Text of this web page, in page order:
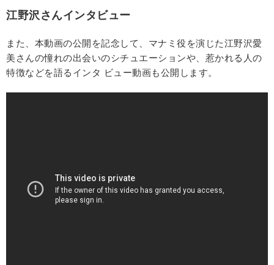
江野沢さんインタビュー
また、本動画の公開を記念して、マナミ役を演じた江野沢愛
美さんの憧れの出会いのシチュエーションや、惹かれる人の
特徴などを語るインタ ビュー動画も公開します。